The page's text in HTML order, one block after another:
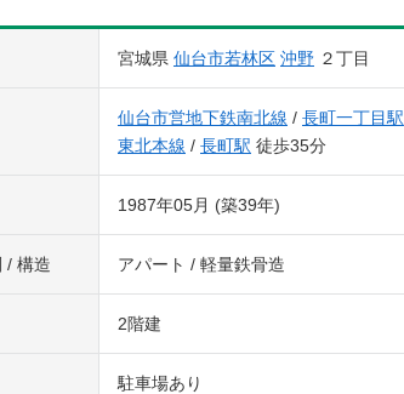
宮城県 仙台市若林区 沖野 ２丁目
仙台市営地下鉄南北線 / 長町一丁目駅
東北本線 / 長町駅 徒歩35分
1987年05月 (築39年)
/ 構造 アパート / 軽量鉄骨造
2階建
駐車場あり